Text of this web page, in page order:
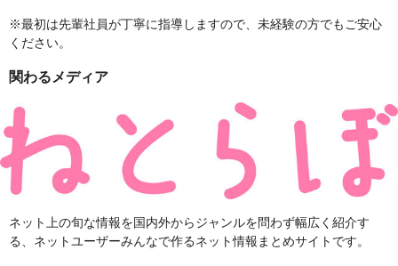
※最初は先輩社員が丁寧に指導しますので、未経験の方でもご安心
ください。
関わるメディア
ネット上の旬な情報を国内外からジャンルを問わず幅広く紹介す
る、ネットユーザーみんなで作るネット情報まとめサイトです。